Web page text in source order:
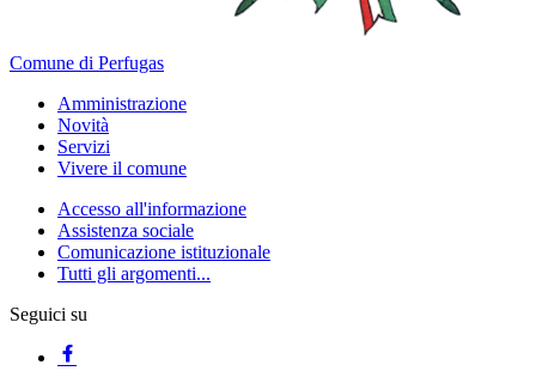
Comune di Perfugas
Amministrazione
Novità
Servizi
Vivere il comune
Accesso all'informazione
Assistenza sociale
Comunicazione istituzionale
Tutti gli argomenti...
Seguici su